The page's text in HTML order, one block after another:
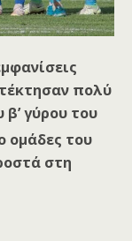
πολύ
β’ γύρου του
ομάδες του
στη